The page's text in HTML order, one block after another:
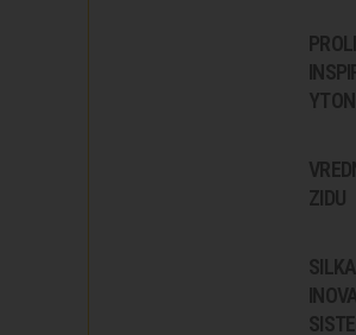
ZIDU